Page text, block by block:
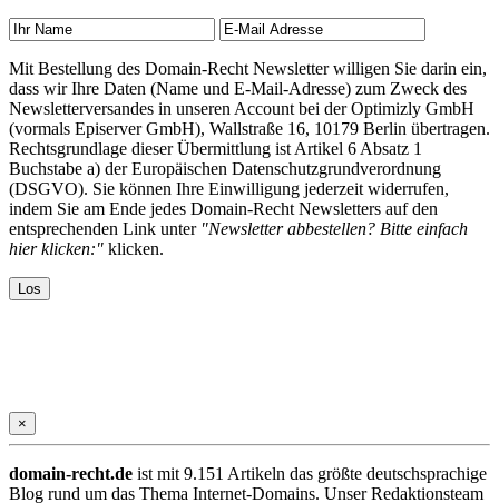
Mit Bestellung des Domain-Recht Newsletter willigen Sie darin ein,
dass wir Ihre Daten (Name und E-Mail-Adresse) zum Zweck des
Newsletterversandes in unseren Account bei der Optimizly GmbH
(vormals Episerver GmbH), Wallstraße 16, 10179 Berlin übertragen.
Rechtsgrundlage dieser Übermittlung ist Artikel 6 Absatz 1
Buchstabe a) der Europäischen Datenschutzgrundverordnung
(DSGVO). Sie können Ihre Einwilligung jederzeit widerrufen,
indem Sie am Ende jedes Domain-Recht Newsletters auf den
entsprechenden Link unter "Newsletter abbestellen? Bitte einfach
hier klicken:" klicken.
×
domain-recht.de ist mit 9.151 Artikeln das größte deutschsprachige
Blog rund um das Thema Internet-Domains. Unser Redaktionsteam